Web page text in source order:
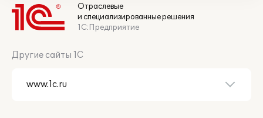
Отраслевые
и специализированные решения
1С:Предприятие
Другие сайты 1С